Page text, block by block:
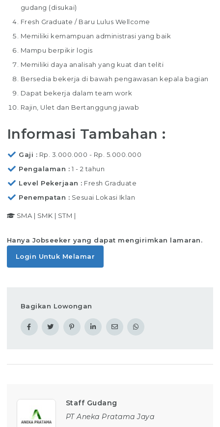
gudang (disukai)
Fresh Graduate / Baru Lulus Wellcome
Memiliki kemampuan administrasi yang baik
Mampu berpikir logis
Memiliki daya analisah yang kuat dan teliti
Bersedia bekerja di bawah pengawasan kepala bagian
Dapat bekerja dalam team work
Rajin, Ulet dan Bertanggung jawab
Informasi Tambahan :
Gaji
Rp. 3.000.000 - Rp. 5.000.000
Pengalaman
1 - 2 tahun
Level Pekerjaan
Fresh Graduate
Penempatan
Sesuai Lokasi Iklan
SMA | SMK | STM |
Hanya Jobseeker yang dapat mengirimkan lamaran.
Login Untuk Melamar
Bagikan Lowongan
Staff Gudang
PT Aneka Pratama Jaya